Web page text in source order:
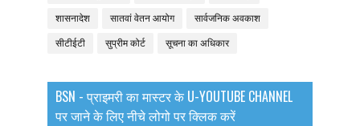
शासनादेश सातवां वेतन आयोग सार्वजनिक अवकाश
सीटीईटी सुप्रीम कोर्ट सूचना का अधिकार
BSN - प्राइमरी का मास्टर के U-YOUTUBE CHANNEL
पर जाने के लिए नीचे लोगो पर क्लिक करें